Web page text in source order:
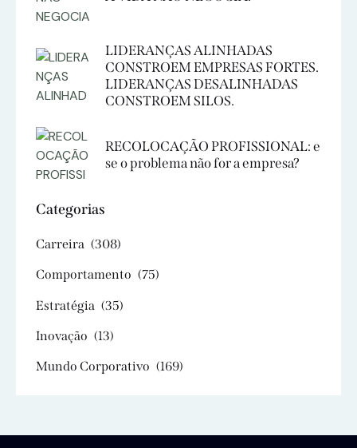
LIDERANÇAS ALINHADAS
CONSTROEM EMPRESAS FORTES.
LIDERANÇAS DESALINHADAS
CONSTROEM SILOS.
RECOLOCAÇÃO PROFISSIONAL: e
se o problema não for a empresa?
Categorias
Carreira (308)
Comportamento (75)
Estratégia (35)
Inovação (13)
Mundo Corporativo (169)